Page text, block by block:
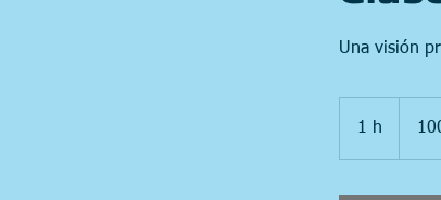
Una visión
1 h